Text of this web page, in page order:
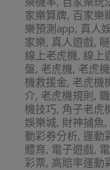
家樂算牌, 百家樂
樂預測app, 真人
家樂, 真人遊戲,
線上老虎機, 線上
盤, 老虎機, 老虎
機救援金, 老虎機
介, 老虎機規則,
機技巧, 角子老虎
娛樂城, 財神捕魚,
動彩券分析, 運動
體育, 電子遊戲,
彩票, 高賠率運動